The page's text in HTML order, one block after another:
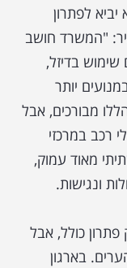
יביא לפתרון
"המשרד חושב
בדיזל,
יותר
מבורכים, אבל
רכב במרכזי
מאוד עמוק,
ונגישות.
כולל, אבל
בארגון